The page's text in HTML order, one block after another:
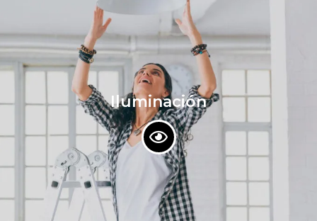
Iluminación